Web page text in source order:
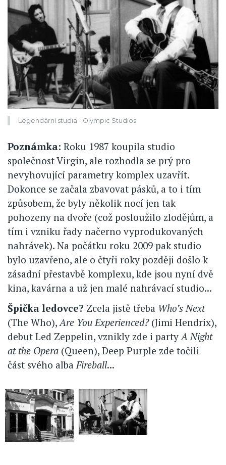
Legendární studia - Olympic Studios
Poznámka: Roku 1987 koupila studio
společnost Virgin, ale rozhodla se prý pro
nevyhovující parametry komplex uzavřít.
Dokonce se začala zbavovat pásků, a to i tím
způsobem, že byly několik nocí jen tak
pohozeny na dvoře (což posloužilo zlodějům, a
tím i vzniku řady načerno vyprodukovaných
nahrávek). Na počátku roku 2009 pak studio
bylo uzavřeno, ale o čtyři roky později došlo k
zásadní přestavbě komplexu, kde jsou nyní dvě
kina, kavárna a už jen malé nahrávací studio...
Špička ledovce? Zcela jistě třeba Who’s Next
(The Who),Are You Experienced?(Jimi Hendrix),
debut Led Zeppelin, vznikly zde i partyA Night
at the Opera (Queen), Deep Purple zde točili
část svého albaFireball...